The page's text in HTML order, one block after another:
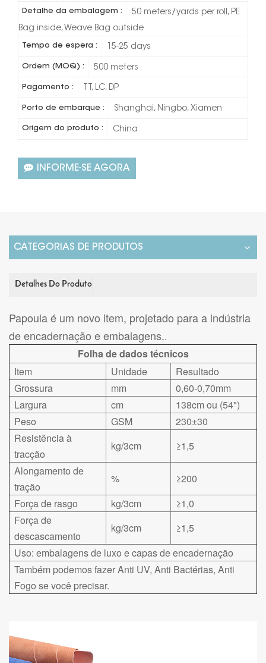
Detalhe da embalagem :
50 meters/yards per roll, PE
Bag inside, Weave Bag outside
Tempo de espera : 15-25 days
Ordem (MOQ) : 500 meters
Pagamento : TT, LC, DP
Porto de embarque : Shanghai, Ningbo, Xiamen
Origem do produto : China
INFORME-SE AGORA
CATEGORIAS DE PRODUTOS
Detalhes Do Produto
Papoulaé um novo item, projetado para a indústria
de encadernação e embalagens..
Folha de dados técnicos
Item
Unidade
Resultado
Grossura
mm
0,60-0,70mm
Largura
cm
138cm ou (54")
Peso
GSM
230±30
Resistência à
tracção
kg/3cm
≥1,5
Alongamento de
tração
%
≥200
Força de rasgo
kg/3cm
≥1,0
Força de
descascamento
kg/3cm
≥1,5
Uso: embalagens de luxo e capas de encadernação
Também podemos fazer Anti UV, Anti Bactérias, Anti
Fogo se você precisar.